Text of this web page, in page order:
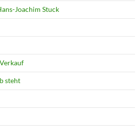
Joachim Stuck
steht